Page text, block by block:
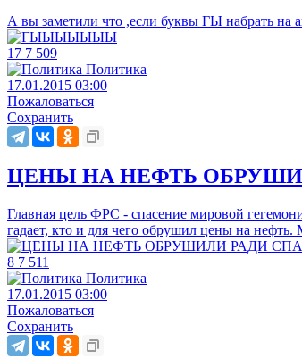
А вы заметили что ,если буквы ГЫ набрать на
17 7 509
Политика
17.01.2015 03:00
Пожаловаться
Сохранить
ЦЕНЫ НА НЕФТЬ
Главная цель ФРС - спасение мировой
гадает, кто и для чего обрушил цены на
8 7 511
Политика
17.01.2015 03:00
Пожаловаться
Сохранить